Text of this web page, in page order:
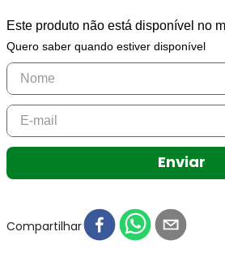
Este produto não está disponível no
Quero saber quando estiver disponível
Enviar
Compartilhar